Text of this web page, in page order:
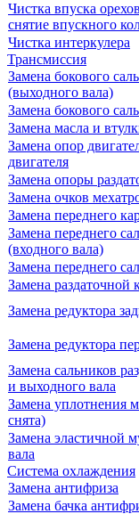
Чистка впуска
снятие впускного
Чистка интеркулера
Трансмиссия
Замена бокового
(выходного вала)
Замена бокового
Замена масла и
Замена опор
двигателя
Замена опоры
Замена очков
Замена переднего
Замена переднего
(входного вала)
Замена переднего
Замена раздаточной
Замена редуктора
Замена редуктора
Замена сальников
и выходного вала
Замена
снята)
Замена эластичной
вала
Система охлаждения
Замена антифриза
Замена бачка